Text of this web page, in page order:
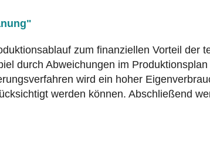
zum finanziellen Vorteil der
durch Abweichungen im
wird ein hoher
werden können. Abschließend